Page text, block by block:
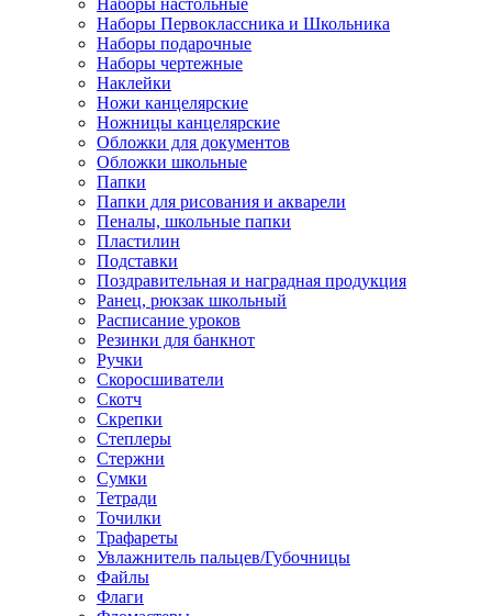
Наборы настольные
Наборы Первоклассника и Школьника
Наборы подарочные
Наборы чертежные
Наклейки
Ножи канцелярские
Ножницы канцелярские
Обложки для документов
Обложки школьные
Папки
Папки для рисования и акварели
Пеналы, школьные папки
Пластилин
Подставки
Поздравительная и наградная продукция
Ранец, рюкзак школьный
Расписание уроков
Резинки для банкнот
Ручки
Скоросшиватели
Скотч
Скрепки
Степлеры
Стержни
Сумки
Тетради
Точилки
Трафареты
Увлажнитель пальцев/Губочницы
Файлы
Флаги